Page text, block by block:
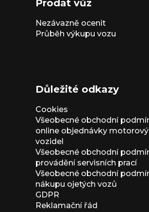
Prodat vůz
Nezávazně ocenit
Průběh výkupu vozu
Důležité odkazy
Cookies
Všeobecné obchodní
online objednávky
vozidel
Všeobecné obchodní
provádění servisních prací
Všeobecné obchodní
nákupu ojetých vozů
GDPR
Reklamační řád